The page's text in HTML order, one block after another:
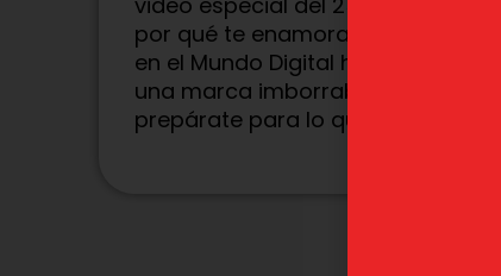
por qué te enamoraste de
en el Mundo Digital hasta las
una marca imborrable en
prepárate para lo que se avecina